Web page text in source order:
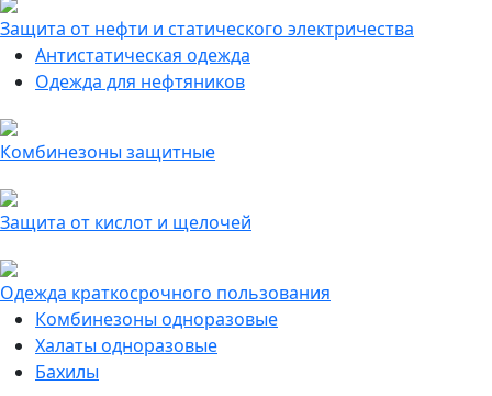
Защита от нефти и статического электричества
Антистатическая одежда
Одежда для нефтяников
Комбинезоны защитные
Защита от кислот и щелочей
Одежда краткосрочного пользования
Комбинезоны одноразовые
Халаты одноразовые
Бахилы